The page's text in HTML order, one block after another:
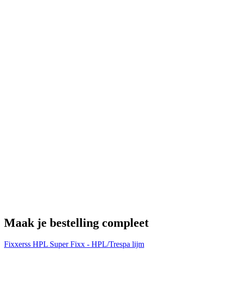
Maak je bestelling compleet
Fixxerss HPL Super Fixx - HPL/Trespa lijm